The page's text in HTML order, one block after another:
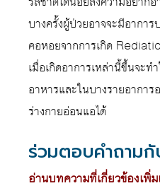
บางครั้งผู้ป่วยอาจจะมีอากา
คอหอยจากการเกิด
เมื่อเกิดอาการเหล่านี้ขึ้นจะท
อาหารและในบางรายอากา
ร่างกายอ่อนแอได้
ร่วมตอบคำถามกั
อ่านบทความที่เกี่ยวข้องเพิ่